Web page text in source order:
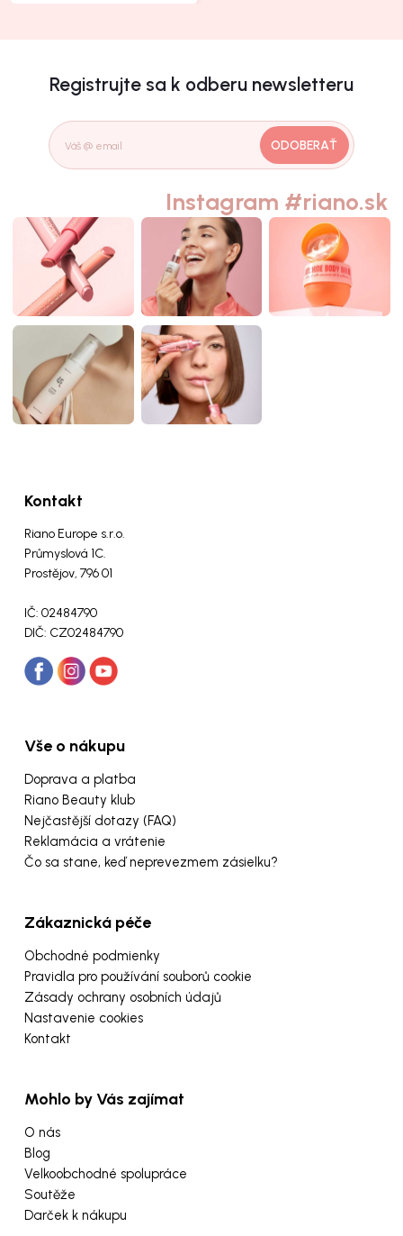
Registrujte sa k odberu newsletteru
ODOBERAŤ
Instagram #riano.sk
Kontakt
Riano Europe s.r.o.
Průmyslová 1C.
Prostějov, 796 01
IČ: 02484790
DIČ: CZ02484790
Vše o nákupu
Doprava a platba
Riano Beauty klub
Nejčastější dotazy (FAQ)
Reklamácia a vrátenie
Čo sa stane, keď neprevezmem zásielku?
Zákaznická péče
Obchodné podmienky
Pravidla pro používání souborů cookie
Zásady ochrany osobních údajů
Nastavenie cookies
Kontakt
Mohlo by Vás zajímat
O nás
Blog
Velkoobchodné spolupráce
Soutěže
Darček k nákupu